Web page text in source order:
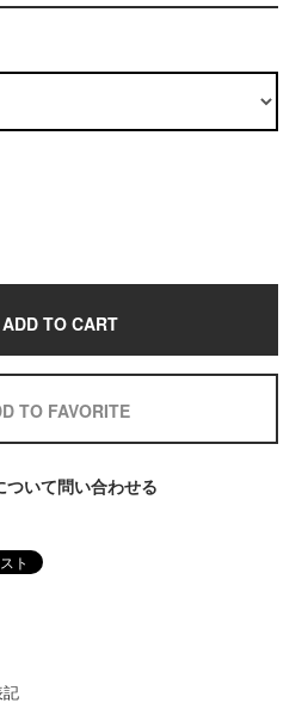
ADD TO CART
TO FAVORITE
ついて問い合わせる
記